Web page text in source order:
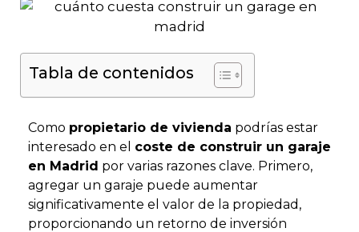
Tabla de contenidos
Como propietario de vivienda podrías estar
interesado en el coste de construir un garaje
en Madrid por varias razones clave. Primero,
agregar un garaje puede aumentar
significativamente el valor de la propiedad,
proporcionando un retorno de inversión